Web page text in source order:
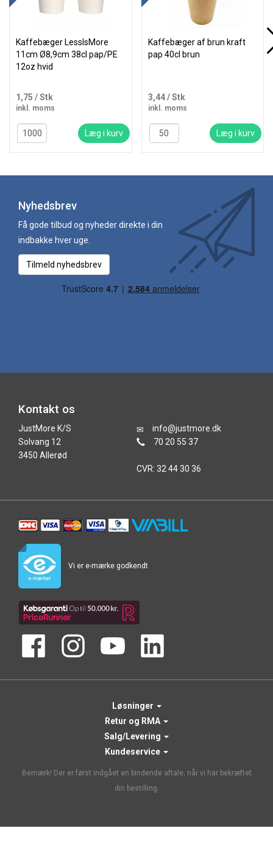
Kaffebæger LessIsMore
11cm Ø8,9cm 38cl pap/PE
12oz hvid
1,75 / Stk
inkl. moms
Læg i kurv
Kaffebæger af brun kraft
pap 40cl brun
3,44/ Stk
inkl. moms
Læg i kurv
Nyhedsbrev
Få gode tilbud og nyheder direkte i din
indbakke hver uge.
Tilmeld nyhedsbrev
Kontakt os
JustMore K/S
Solvang 12
3450 Allerød
info@justmore.dk
70 20 55 37
CVR: 32 44 30 36
Vi er e-mærke godkendt
Løsninger
Retur og RMA
Salg/Levering
Kundeservice
Bemærk! Der er først indgået en bindende aftale, når vi har bekræftet
din bestilling.